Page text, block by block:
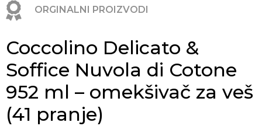
ORGINALNI PROIZVODI
Coccolino Delicato &
Soffice Nuvola di Cotone
952 ml – omekšivač za veš
(41 pranje)